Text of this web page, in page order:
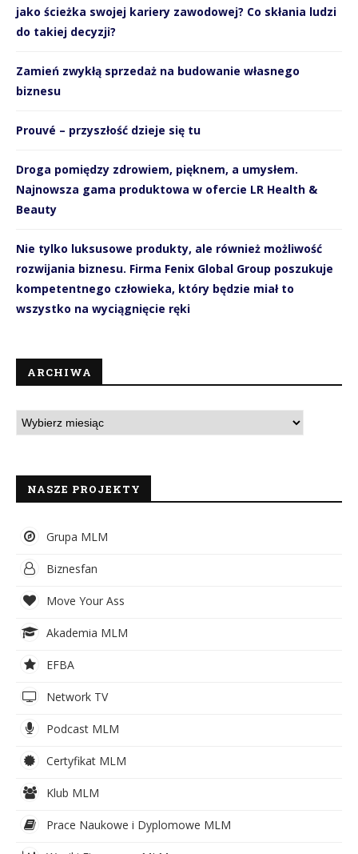
jako ścieżka swojej kariery zawodowej? Co skłania ludzi
do takiej decyzji?
Zamień zwykłą sprzedaż na budowanie własnego
biznesu
Prouvé – przyszłość dzieje się tu
Droga pomiędzy zdrowiem, pięknem, a umysłem.
Najnowsza gama produktowa w ofercie LR Health &
Beauty
Nie tylko luksusowe produkty, ale również możliwość
rozwijania biznesu. Firma Fenix Global Group poszukuje
kompetentnego człowieka, który będzie miał to
wszystko na wyciągnięcie ręki
ARCHIWA
NASZE PROJEKTY
Grupa MLM
Biznesfan
Move Your Ass
Akademia MLM
EFBA
Network TV
Podcast MLM
Certyfikat MLM
Klub MLM
Prace Naukowe i Dyplomowe MLM